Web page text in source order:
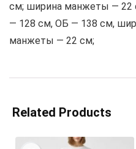
см; ширина манжеты — 22
— 128 см, ОБ — 138 см,
манжеты — 22 см;
Related Products